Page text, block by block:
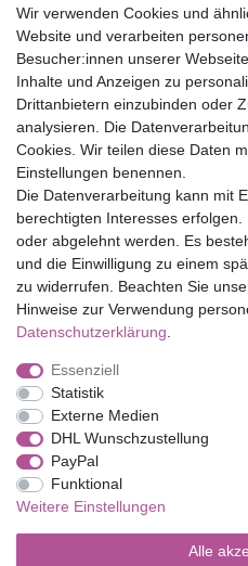
30 Tage
Versandfrei ab
Top Marken
Eduplay
Folia Bringmann
Shop
Mein Konto
Service
Versandkosten
Impressum
Wir verwenden Cookies und
Website und verarbeiten
Besucher:innen unserer
Inhalte und Anzeigen zu
Drittanbietern einzubinden oder
analysieren. Die
Cookies. Wir teilen diese Daten
Einstellungen benennen.
Die Datenverarbeitung kann mit
berechtigten Interesses
oder abgelehnt werden. Es
und die Einwilligung zu einem
zu widerrufen. Beachten Sie
Hinweise zur Verwendung
Daten­schutz­erklärung
Essenziell
Statistik
Externe Medien
DHL Wunschzustellung
PayPal
Funktional
Weitere Einstellungen
Alle